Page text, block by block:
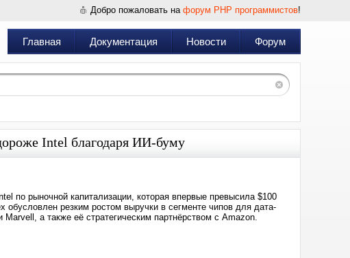
Добро пожаловать на форум PHP программистов!
Главная Документация Новости Форум
Intel благодаря ИИ-буму
по рыночной капитализации, которая впервые превысила $100
резким ростом выручки в сегменте чипов для дата-
а также её стратегическим партнёрством с Amazon.